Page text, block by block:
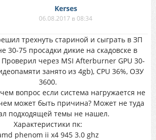
Kerses
06.08.2017 в 08:34
трехнуть стариной и сыграть в ЗП
30-75 просадки дикие на скадовске в
через MSI Afterburner GPU 30-
занято из 4gb), CPU 36%, ОЗУ
3600.
вопрос если система нагружается не
может быть причина? Может не туда
подходящей темы не нашел.
Характеристики пк:
phenom ii x4 945 3.0 ghz